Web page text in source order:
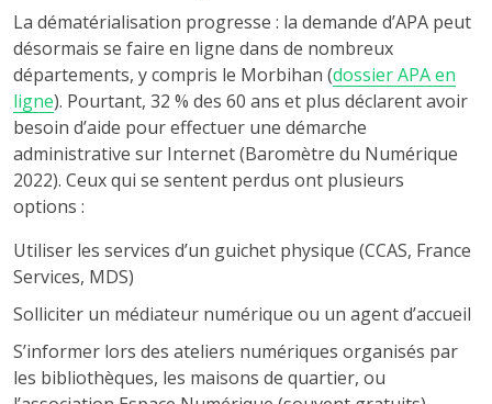
La dématérialisation progresse : la demande d’APA peut
désormais se faire en ligne dans de nombreux
départements, y compris le Morbihan (dossier APA en
ligne). Pourtant, 32 % des 60 ans et plus déclarent avoir
besoin d’aide pour effectuer une démarche
administrative sur Internet (Baromètre du Numérique
2022). Ceux qui se sentent perdus ont plusieurs
options :
Utiliser les services d’un guichet physique (CCAS, France
Services, MDS)
Solliciter un médiateur numérique ou un agent d’accueil
S’informer lors des ateliers numériques organisés par
les bibliothèques, les maisons de quartier, ou